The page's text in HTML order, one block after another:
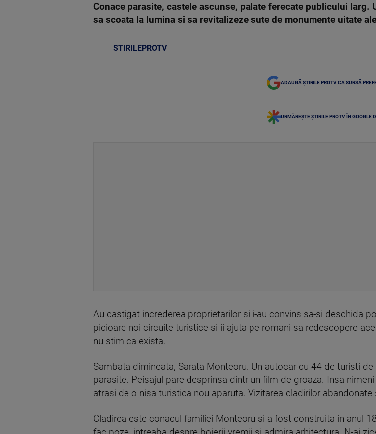
Conace parasite, castele ascunse, palate ferecate publicului
sa scoata la lumina si sa revitalizeze sute de monumente uitate
STIRILEPROTV
ADAUGĂ ȘTIRILE PROTV CA SURSĂ
URMĂREȘTE ȘTIRILE PROTV ÎN GOOGLE
Au castigat increderea proprietarilor si i-au convins sa-si deschida
picioare noi circuite turistice si ii ajuta pe romani sa redescopere
nu stim ca exista.
Sambata dimineata, Sarata Monteoru. Un autocar cu 44 de turisti
parasite. Peisajul pare desprinsa dintr-un film de groaza. Insa
atrasi de o nisa turistica nou aparuta. Vizitarea cladirilor
Cladirea este conacul familiei Monteoru si a fost construita in anul